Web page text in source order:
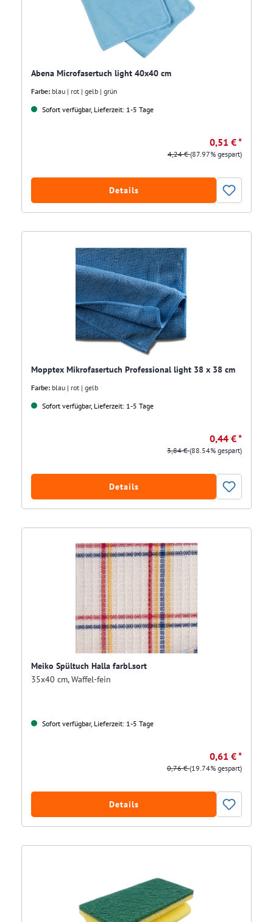
Abena Microfasertuch light 40x40 cm
Farbe: blau | rot | gelb | grün
Sofort verfügbar, Lieferzeit: 1-5 Tage
0,51 € *
4,24 €(87.97% gespart)
Details
Mopptex Mikrofasertuch Professional light 38 x 38 cm
Farbe: blau | rot | gelb
Sofort verfügbar, Lieferzeit: 1-5 Tage
0,44 € *
3,84 €(88.54% gespart)
Details
Meiko Spültuch Halla farbl.sort
35x40 cm, Waffel-fein
Sofort verfügbar, Lieferzeit: 1-5 Tage
0,61 € *
0,76 €(19.74% gespart)
Details